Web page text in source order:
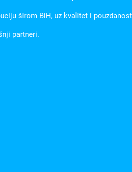
širom BiH, uz kvalitet i
partneri.